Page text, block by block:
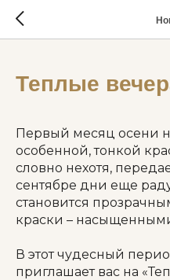
Теплые
Первый месяц осени
особенной, тонкой
словно нехотя,
сентябре дни еще
становится
краски –
В этот чудесный
приглашает вас на